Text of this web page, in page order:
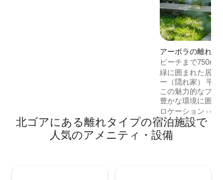
アーポラの離れ
ビーチまで750m
部屋／隠れ家バー
緑に囲まれた居心
ー（隠れ家） 平和な隠れ家へようこそ！
この魅力的なプラ
豊かな環境に囲ま
ずか数歩の場所
供しています。リ
こにいらっしゃる
めにここにいらっ
ロケーション ·ペ
北ゴアにある離れタイプの宿泊施設で
人気のアメニティ・設備